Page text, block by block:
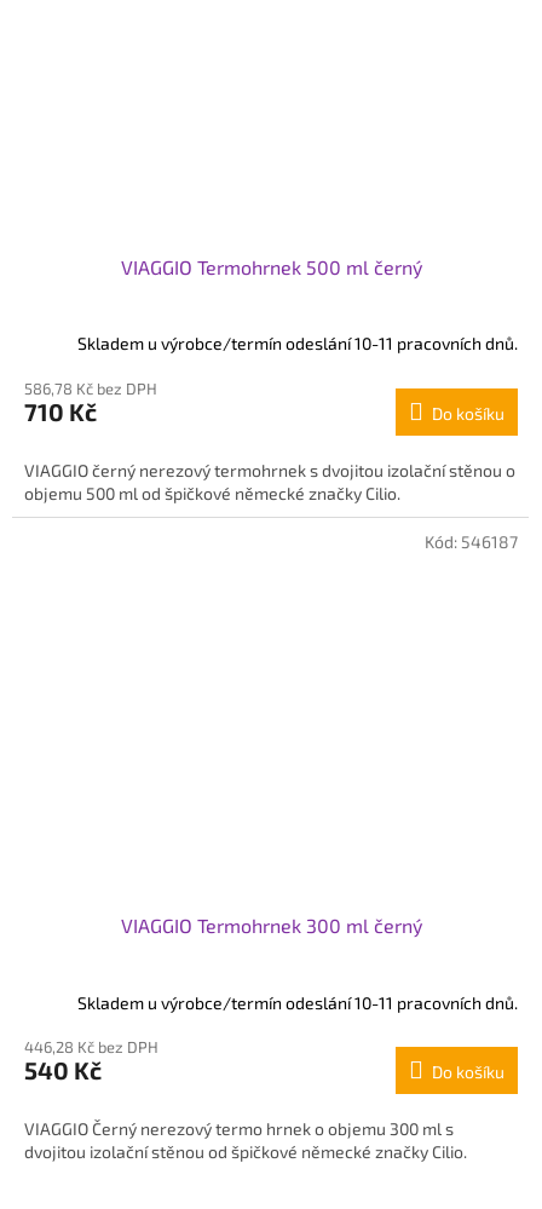
VIAGGIO Termohrnek 500 ml černý
Skladem u výrobce/termín odeslání 10-11 pracovních dnů.
586,78 Kč bez DPH
710 Kč Do košíku
VIAGGIO černý nerezový termohrnek s dvojitou izolační stěnou o
objemu 500 ml od špičkové německé značky Cilio.
VIAGGIO Termohrnek 300 ml černý
Skladem u výrobce/termín odeslání 10-11 pracovních dnů.
446,28 Kč bez DPH
540 Kč Do košíku
VIAGGIO Černý nerezový termo hrnek o objemu 300 ml s
dvojitou izolační stěnou od špičkové německé značky Cilio.
Kód: 546187